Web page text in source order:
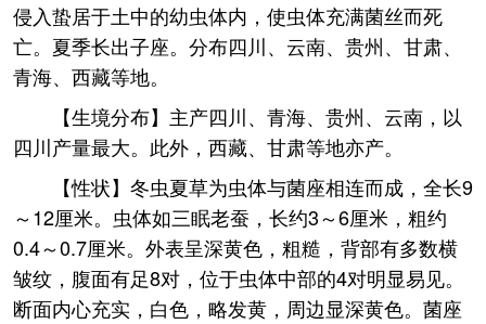
侵入蛰居于土中的幼虫体内，使虫体充满菌丝而死
亡。夏季长出子座。分布四川、云南、贵州、甘肃、
青海、西藏等地。
【生境分布】主产四川、青海、贵州、云南，以
四川产量最大。此外，西藏、甘肃等地亦产。
【性状】冬虫夏草为虫体与菌座相连而成，全长9
～12厘米。虫体如三眠老蚕，长约3～6厘米，粗约
0.4～0.7厘米。外表呈深黄色，粗糙，背部有多数横
皱纹，腹面有足8对，位于虫体中部的4对明显易见。
断面内心充实，白色，略发黄，周边显深黄色。菌座